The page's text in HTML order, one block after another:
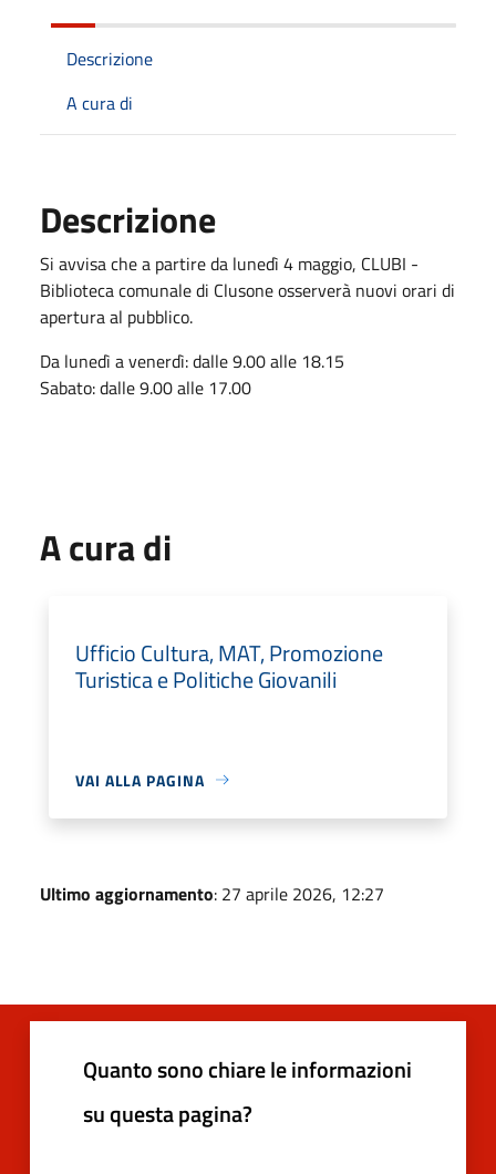
Descrizione
A cura di
Descrizione
Si avvisa che a partire da lunedì 4 maggio, CLUBI -
Biblioteca comunale di Clusone osserverà nuovi orari di
apertura al pubblico.
Da lunedì a venerdì: dalle 9.00 alle 18.15
Sabato: dalle 9.00 alle 17.00
A cura di
Ufficio Cultura, MAT, Promozione
Turistica e Politiche Giovanili
VAI ALLA PAGINA
Ultimo aggiornamento: 27 aprile 2026, 12:27
Quanto sono chiare le informazioni
su questa pagina?